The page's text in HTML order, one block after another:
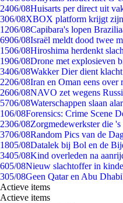
2406/08Huisarts per direct uit
306/08XBOX platform krijgt
1206/08Capibara's lopen
6906/08Israël meldt dood twee
1506/08Hiroshima herdenkt
1906/08Drone met explosieven
3406/08Wakker Dier dient
2206/08Iran en Oman eens over
2606/08NAVO zet wegens
5706/08Waterschappen slaan
106/08Forensics: Crime Scene
2306/08Zorgmedewerkster die
3706/08Random Pics van de
1805/08Datalek bij Bol en de
3405/08Kind overleden na
605/08Nieuw slachtoffer in
305/08Geen Qatar en Abu
Actieve items
Actieve items